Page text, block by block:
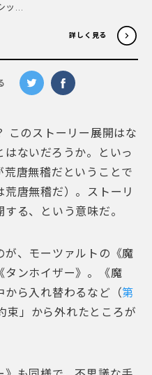
...
詳しく見る
このストーリー展開はな
ないだろうか。といっ
唐無稽だということで
唐無稽だ）。ストーリ
る、という意味だ。
が、モーツァルトの《魔
タンホイザー》。《魔
から入れ替わるなど（第
束」から外れたところが